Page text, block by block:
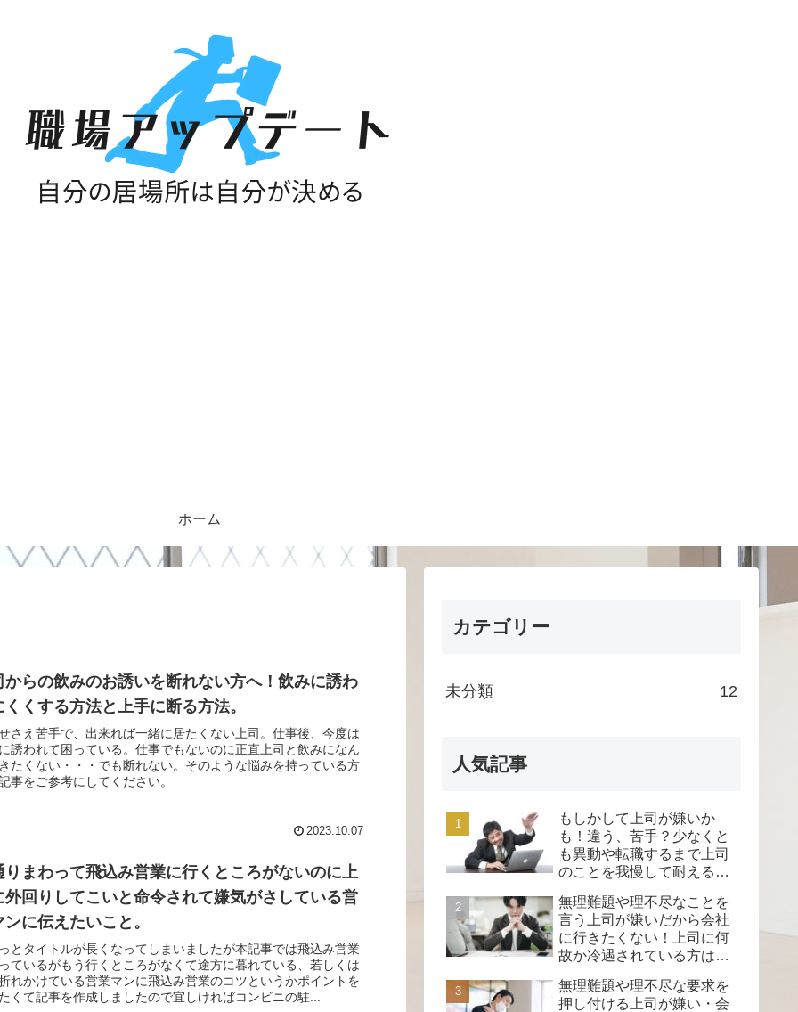
ホーム
からの飲みのお誘いを断れない方へ！飲みに誘わ
くくする方法と上手に断る方法。
さえ苦手で、出来れば一緒に居たくない上司。仕事後、今度は
誘われて困っている。仕事でもないのに正直上司と飲みになん
たくない・・・でも断れない。そのような悩みを持っている方
事をご参考にしてください。
2023.10.07
りまわって飛込み営業に行くところがないのに上
外回りしてこいと命令されて嫌気がさしている営
ンに伝えたいこと。
とタイトルが長くなってしまいましたが本記事では飛込み営業
ているがもう行くところがなくて途方に暮れている、若しくは
れかけている営業マンに飛込み営業のコツというかポイントを
くて記事を作成しましたので宜しければコンビニの駐...
カテゴリー
未分類 12
人気記事
もしかして上司が嫌いか
も！違う、苦手？少なくと
も異動や転職するまで上司
のことを我慢して耐えるし
無理難題や理不尽なことを
言う上司が嫌いだから会社
に行きたくない！上司に何
故か冷遇されている方は読
無理難題や理不尽な要求を
押し付ける上司が嫌い・会